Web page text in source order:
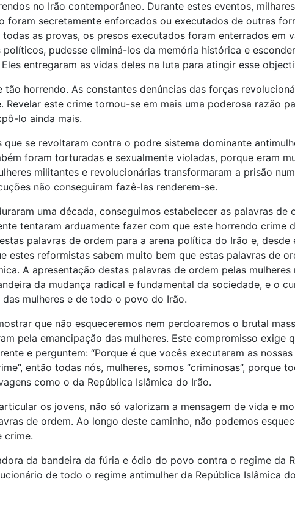
no Irão contemporâneo. Durante estes eventos,
foram secretamente enforcados ou executados de outras
as provas, os presos executados foram enterrados em
pudesse eliminá-los da memória histórica e
entregaram as vidas deles na luta para atingir esse
horrendo. As constantes denúncias das forças
este crime tornou-se em mais uma poderosa razão
lo ainda mais.
se revoltaram contra o podre sistema dominante
foram torturadas e sexualmente violadas, porque eram
militantes e revolucionárias transformaram a prisão
não conseguiram fazê-las renderem-se.
uma década, conseguimos estabelecer as palavras de
tentaram arduamente fazer com que este horrendo crime
palavras de ordem para a arena política do Irão e,
reformistas sabem muito bem que estas palavras de
A apresentação destas palavras de ordem pelas
da mudança radical e fundamental da sociedade, e o
mulheres e de todo o povo do Irão.
que não esqueceremos nem perdoaremos o brutal
pela emancipação das mulheres. Este compromisso exige
e perguntem: “Porque é que vocês executaram as
então todas nós, mulheres, somos “criminosas”, porque
como o da República Islâmica do Irão.
os jovens, não só valorizam a mensagem de vida e
de ordem. Ao longo deste caminho, não podemos
crime.
da bandeira da fúria e ódio do povo contra o regime da
de todo o regime antimulher da República Islâmica